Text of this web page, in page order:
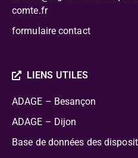
comte.fr
formulaire contact
LIENS UTILES
ADAGE – Besançon
ADAGE – Dijon
Base de données des